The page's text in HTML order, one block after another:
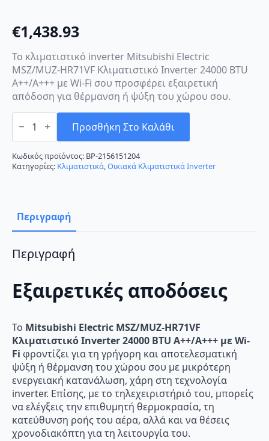
€1,438.93
Το κλιματιστικό inverter Mitsubishi Electric
MSZ/MUZ-HR71VF Κλιματιστικό Inverter 24000 BTU
A++/A+++ με Wi-Fi σου προσφέρει εξαιρετική
απόδοση για θέρμανση ή ψύξη του χώρου σου.
Mitsubishi
Electric
HR71VF
Κλιματιστικό
Inverter
24000
Προσθήκη Στο Καλάθι
Κωδικός προϊόντος: BP-2156151204
Κατηγορίες: Κλιματιστικά Οικιακά Κλιματιστικά Inverter
Περιγραφή
Περιγραφή
Εξαιρετικές αποδόσεις
Το Mitsubishi Electric MSZ/MUZ-HR71VF
Κλιματιστικό Inverter 24000 BTU A++/A+++ με Wi-
Fi φροντίζει για τη γρήγορη και αποτελεσματική
ψύξη ή θέρμανση του χώρου σου με μικρότερη
ενεργειακή κατανάλωση, χάρη στη τεχνολογία
inverter. Επίσης, με το τηλεχειριστήριό του, μπορείς
να ελέγξεις την επιθυμητή θερμοκρασία, τη
κατεύθυνση ροής του αέρα, αλλά και να θέσεις
χρονοδιακόπτη για τη λειτουργία του.